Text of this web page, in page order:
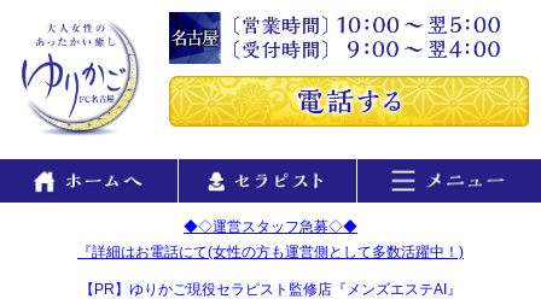
◆◇運営スタッフ急募◇◆
『詳細はお電話にて(女性の方も運営側として多数活躍中！)
【PR】ゆりかご現役セラピスト監修店『メンズエステAI』